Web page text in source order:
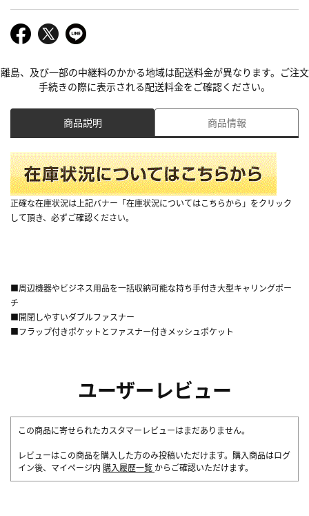
離島、及び一部の中継料のかかる地域は配送料金が異なります。ご注文
手続きの際に表示される配送料金をご確認ください。
商品説明 商品情報
正確な在庫状況は上記バナー「在庫状況についてはこちらから」をクリック
して頂き、必ずご確認ください。
■周辺機器やビジネス用品を一括収納可能な持ち手付き大型キャリングポー
チ
■開閉しやすいダブルファスナー
■フラップ付きポケットとファスナー付きメッシュポケット
ユーザーレビュー
この商品に寄せられたカスタマーレビューはまだありません。
レビューはこの商品を購入した方のみ投稿いただけます。購入商品はログ
イン後、マイページ内 購入履歴一覧 からご確認いただけます。